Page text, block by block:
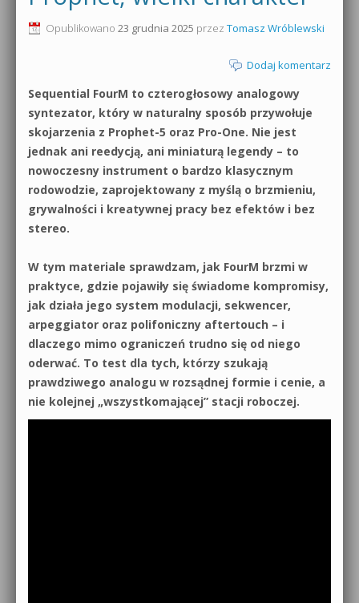
Produkcja muzyczna od podstaw
Sound Forge od podstaw
Dubstep z syntezatorem Massive
Kontakt 5 Kompendium
Pakiety
0dB.pl - informacje
Materiały dla mediów
Archiwum aktualności
Polityka prywatności
Regulamin
Wyszukiwanie
Opublikowano 23 grudnia 2025 przez Tomasz Wróblewski
Dodaj komentarz
Sequential FourM to czterogłosowy analogowy
syntezator, który w naturalny sposób przywołuje
skojarzenia z Prophet-5 oraz Pro-One. Nie jest
jednak ani reedycją, ani miniaturą legendy – to
nowoczesny instrument o bardzo klasycznym
rodowodzie, zaprojektowany z myślą o brzmieniu,
grywalności i kreatywnej pracy bez efektów i bez
stereo.
W tym materiale sprawdzam, jak FourM brzmi w
praktyce, gdzie pojawiły się świadome kompromisy,
jak działa jego system modulacji, sekwencer,
arpeggiator oraz polifoniczny aftertouch – i
dlaczego mimo ograniczeń trudno się od niego
oderwać. To test dla tych, którzy szukają
prawdziwego analogu w rozsądnej formie i cenie, a
nie kolejnej „wszystkomającej” stacji roboczej.